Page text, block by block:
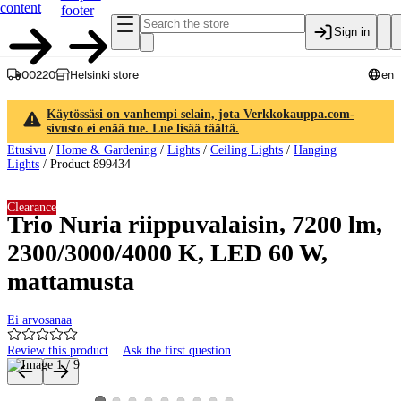
content
footer
Sign in
00220 Helsinki store en
Käytössäsi on vanhempi selain, jota Verkkokauppa.com-
sivusto ei enää tue. Lue lisää täältä.
Etusivu / Home & Gardening / Lights / Ceiling Lights / Hanging
Lights / Product 899434
Trio Nuria riippuvalaisin, 7200 lm,
2300/3000/4000 K, LED 60 W,
mattamusta
Ei arvosanaa
Review this product Ask the first question
Clearance
Product images and videos